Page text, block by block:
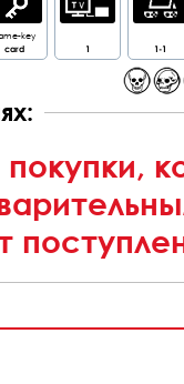
key
card
1 1-1